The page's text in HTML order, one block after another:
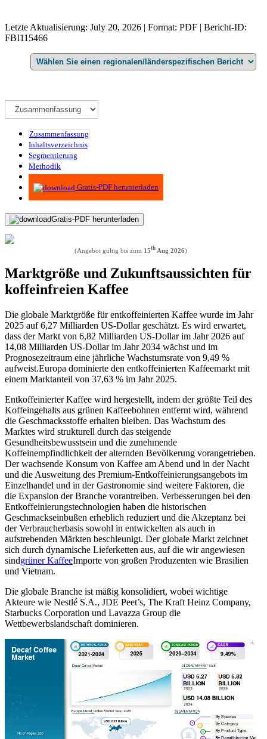
Letzte Aktualisierung: July 20, 2026 | Format: PDF | Bericht-ID:
FBI115466
Zusammenfassung
Inhaltsverzeichnis
Segmentierung
Methodik
Infografiken
Gratis-PDF herunterladen
Gratis-PDF herunterladen
(Angebot gültig bis zum 15thAug 2026)
Marktgröße und Zukunftsaussichten für
koffeinfreien Kaffee
Die globale Marktgröße für entkoffeinierten Kaffee wurde im Jahr
2025 auf 6,27 Milliarden US-Dollar geschätzt. Es wird erwartet,
dass der Markt von 6,82 Milliarden US-Dollar im Jahr 2026 auf
14,08 Milliarden US-Dollar im Jahr 2034 wächst und im
Prognosezeitraum eine jährliche Wachstumsrate von 9,49 %
aufweist.Europa dominierte den entkoffeinierten Kaffeemarkt mit
einem Marktanteil von 37,63 % im Jahr 2025.
Entkoffeinierter Kaffee wird hergestellt, indem der größte Teil des
Koffeingehalts aus grünen Kaffeebohnen entfernt wird, während
die Geschmacksstoffe erhalten bleiben. Das Wachstum des
Marktes wird strukturell durch das steigende
Gesundheitsbewusstsein und die zunehmende
Koffeinempfindlichkeit der alternden Bevölkerung vorangetrieben.
Der wachsende Konsum von Kaffee am Abend und in der Nacht
und die Ausweitung des Premium-Entkoffeinierungsangebots im
Einzelhandel und in der Gastronomie sind weitere Faktoren, die
die Expansion der Branche vorantreiben. Verbesserungen bei den
Entkoffeinierungstechnologien haben die historischen
Geschmackseinbußen erheblich reduziert und die Akzeptanz bei
der Verbraucherbasis sowohl in entwickelten als auch in
aufstrebenden Märkten beschleunigt. Der globale Markt zeichnet
sich durch dynamische Lieferketten aus, auf die wir angewiesen
sindgrüner KaffeeImporte von großen Produzenten wie Brasilien
und Vietnam.
Die globale Branche ist mäßig konsolidiert, wobei wichtige
Akteure wie Nestlé S.A., JDE Peet’s, The Kraft Heinz Company,
Starbucks Corporation und Lavazza Group die
Wettbewerbslandschaft dominieren.